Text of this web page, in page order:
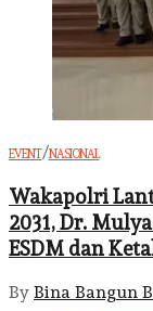
EVENT/NASIONAL
Wakapolri
2031, Dr.
ESDM dan
By Bina Bangun